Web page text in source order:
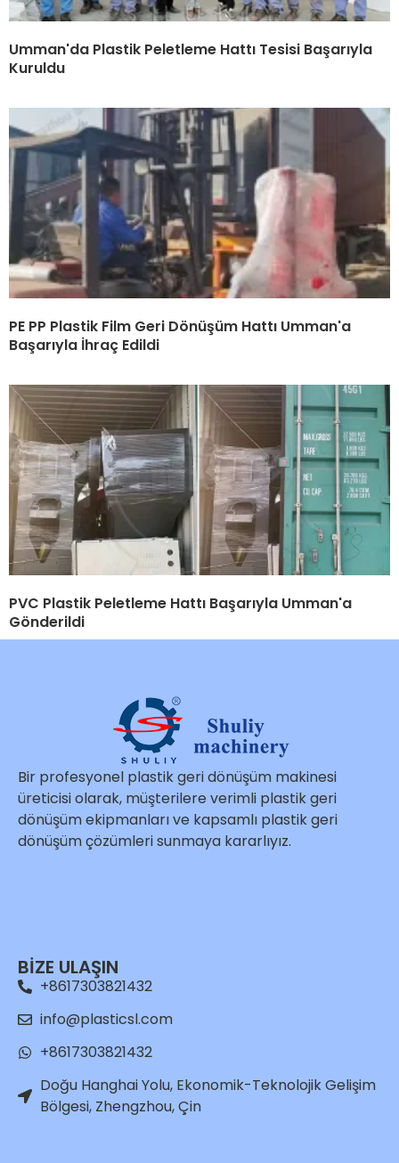
Umman'da Plastik Peletleme Hattı Tesisi Başarıyla
Kuruldu
PE PP Plastik Film Geri Dönüşüm Hattı Umman'a
Başarıyla İhraç Edildi
PVC Plastik Peletleme Hattı Başarıyla Umman'a
Gönderildi
Bir profesyonel plastik geri dönüşüm makinesi
üreticisi olarak, müşterilere verimli plastik geri
dönüşüm ekipmanları ve kapsamlı plastik geri
dönüşüm çözümleri sunmaya kararlıyız.
BİZE ULAŞIN
+8617303821432
info@plasticsl.com
+8617303821432
Doğu Hanghai Yolu, Ekonomik-Teknolojik Gelişim
Bölgesi, Zhengzhou, Çin